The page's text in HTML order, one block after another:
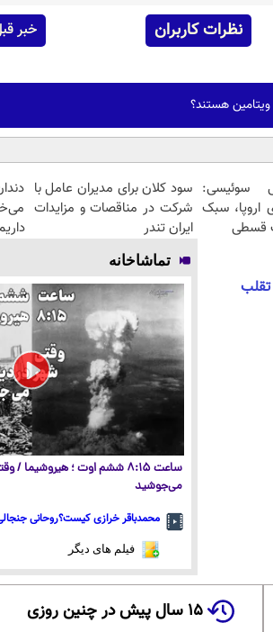
نظرات کاربران خبر
هستند؟
سوئیسی:
اروپا، سبک
قسطی
سود کلان برای مدیران عامل با
شرکت در مناقصات و مزایدات
ایران تندر
تقلب
تماشاخانه
ساعت ۸:۱۵ ششم اوت ؛
می‌جوشید
محمدباقر خرازی کیست؟روحانی
فیلم های دیگر
۱۵ سال پیش در چنین روزی